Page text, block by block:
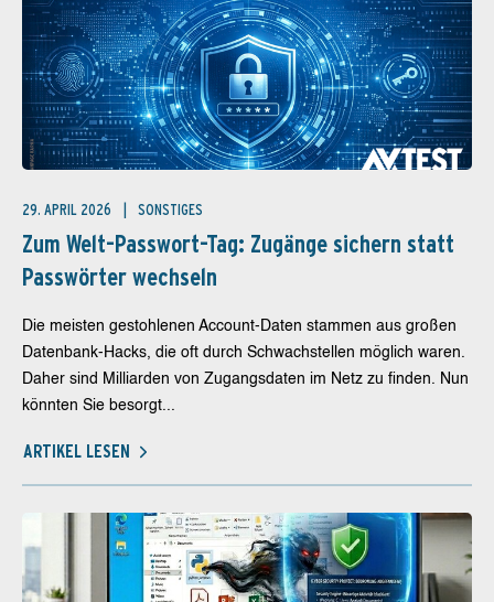
29. APRIL 2026 SONSTIGES
Zum Welt-Passwort-Tag: Zugänge sichern statt
Passwörter wechseln
Die meisten gestohlenen Account-Daten stammen aus großen
Datenbank-Hacks, die oft durch Schwachstellen möglich waren.
Daher sind Milliarden von Zugangsdaten im Netz zu finden. Nun
könnten Sie besorgt...
ARTIKEL LESEN